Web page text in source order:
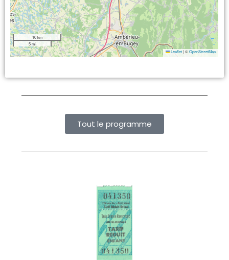
10 km
5 mi
Leaflet |©OpenStreetMap
Tout le programme